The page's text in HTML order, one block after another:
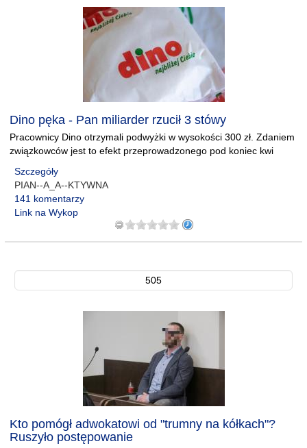
Dino pęka - Pan miliarder rzucił 3 stówy
Pracownicy Dino otrzymali podwyżki w wysokości 300 zł. Zdaniem
związkowców jest to efekt przeprowadzonego pod koniec kwi
Szczegóły
PIAN--A_A--KTYWNA
141 komentarzy
Link na Wykop
505
Kto pomógł adwokatowi od "trumny na kółkach"?
Ruszyło postępowanie